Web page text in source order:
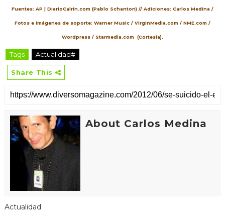
Fuentes: AP | DiarioCalrín.com (Pablo Schanton) // Adiciones: Carlos Medina /
Fotos e imágenes de soporte: Warner Music / VirginMedia.com / NME.com /
Wordpress / Starmedia.com (Cortesía).
Tags Actualidad#
Share This
About Carlos Medina
Actualidad